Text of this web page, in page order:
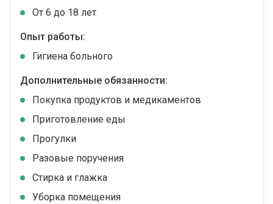
От 6 до 18 лет
Опыт работы:
Гигиена больного
Дополнительные обязанности:
Покупка продуктов и медикаментов
Приготовление еды
Прогулки
Разовые поручения
Стирка и глажка
Уборка помещения